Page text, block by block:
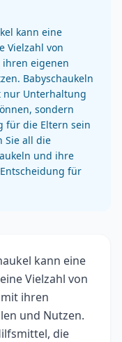
kann eine
Vielzahl von
eigenen
Babyschaukeln
Unterhaltung
sondern
für die Eltern sein
Sie all die
und ihre
für
kann eine
Vielzahl von
ihren
und Nutzen.
die